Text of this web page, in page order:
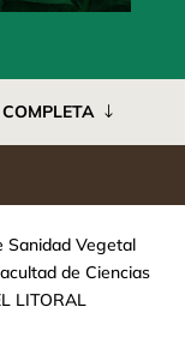
Sanidad Vegetal
de Ciencias
LITORAL